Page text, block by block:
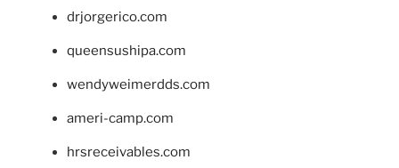
drjorgerico.com
queensushipa.com
wendyweimerdds.com
ameri-camp.com
hrsreceivables.com